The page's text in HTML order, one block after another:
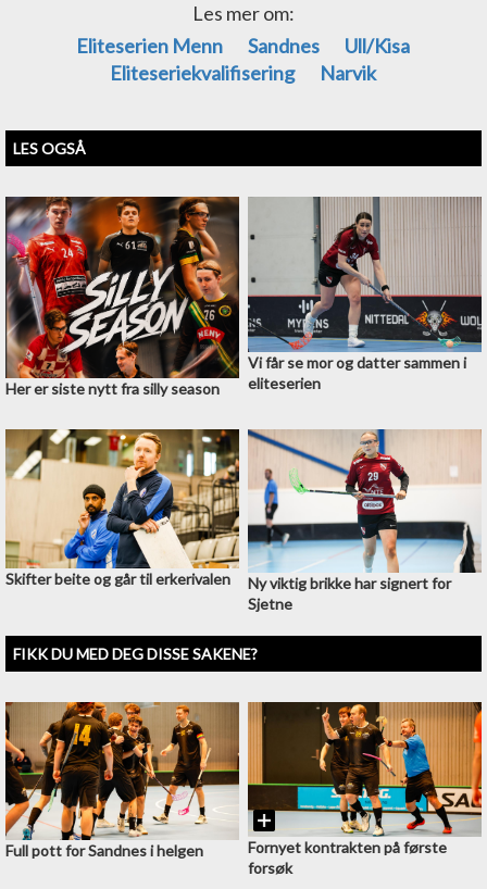
Les mer om:
Eliteserien Menn
Sandnes
Ull/Kisa
Eliteseriekvalifisering
Narvik
LES OGSÅ
Her er siste nytt fra silly season
Vi får se mor og datter sammen i
eliteserien
Skifter beite og går til erkerivalen
Ny viktig brikke har signert for
Sjetne
FIKK DU MED DEG DISSE SAKENE?
Full pott for Sandnes i helgen
Fornyet kontrakten på første
forsøk